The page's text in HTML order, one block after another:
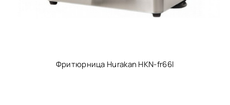
Фритюрница Hurakan HKN-fr66l